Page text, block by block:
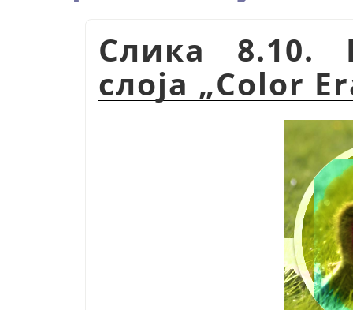
Слика
слоја „Color